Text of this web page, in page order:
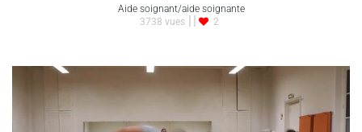
Aide soignant/aide soignante
3738 vues
2